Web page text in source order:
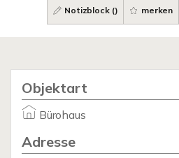
Notizblock () merken
Objektart
Bürohaus
Adresse